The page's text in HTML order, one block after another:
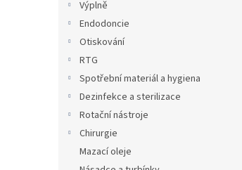
Výplně
Endodoncie
Otiskování
RTG
Spotřební materiál a hygiena
Dezinfekce a sterilizace
Rotační nástroje
Chirurgie
Mazací oleje